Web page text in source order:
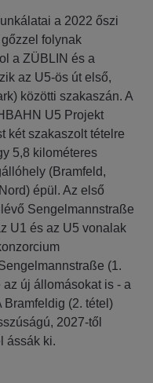
a 2022 őszi
folynak
a ZÜBLIN és a
az U5-ös út első,
közötti szakaszán. A
U5 Projekt
két szakaszolt tételre
5,8 kilométeres
(Bramfeld,
épül. Az első
Sengelmannstraße
U1 és az U5 vonalak
(1.
új állomásokat is - a
Bramfeldig (2. tétel)
2027-től
ássák ki.